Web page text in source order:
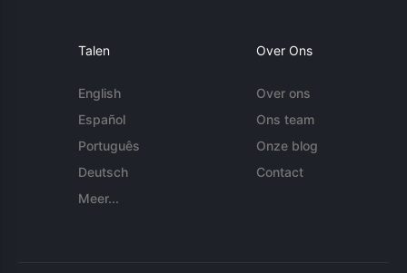
Talen
English
Español
Português
Deutsch
Meer...
Over Ons
Over ons
Ons team
Onze blog
Contact